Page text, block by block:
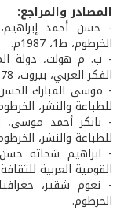
المصادر والمراجع:
- حسن أحمد إبراهيم،
الخرطوم، ط1، 1987م.
- ب. م هولت، دولة
الفكر العربي، بيروت، 1978م.
- موسى المبارك
للطباعة والنشر،
- بابكر أحمد موسى،
للطباعة والنشر،
- ابراهيم شحاته
القومية العربية
- نعوم شقير،
الخرطوم.